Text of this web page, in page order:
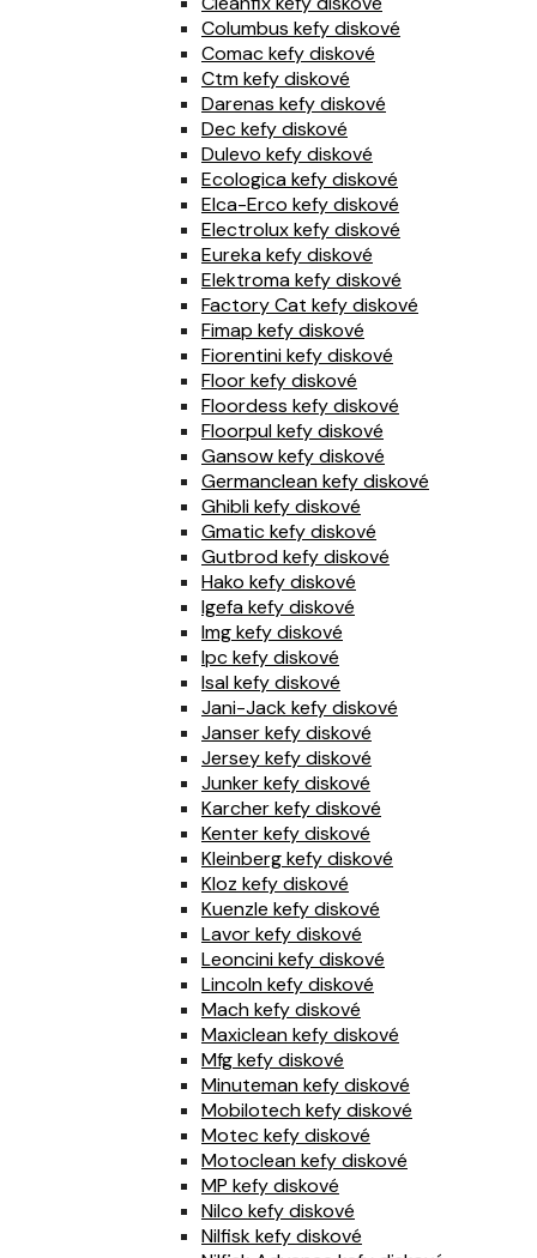
Columbus kefy diskové
Comac kefy diskové
Ctm kefy diskové
Darenas kefy diskové
Dec kefy diskové
Dulevo kefy diskové
Ecologica kefy diskové
Elca-Erco kefy diskové
Electrolux kefy diskové
Eureka kefy diskové
Elektroma kefy diskové
Factory Cat kefy diskové
Fimap kefy diskové
Fiorentini kefy diskové
Floor kefy diskové
Floordess kefy diskové
Floorpul kefy diskové
Gansow kefy diskové
Germanclean kefy diskové
Ghibli kefy diskové
Gmatic kefy diskové
Gutbrod kefy diskové
Hako kefy diskové
Igefa kefy diskové
Img kefy diskové
Ipc kefy diskové
Isal kefy diskové
Jani-Jack kefy diskové
Janser kefy diskové
Jersey kefy diskové
Junker kefy diskové
Karcher kefy diskové
Kenter kefy diskové
Kleinberg kefy diskové
Kloz kefy diskové
Kuenzle kefy diskové
Lavor kefy diskové
Leoncini kefy diskové
Lincoln kefy diskové
Mach kefy diskové
Maxiclean kefy diskové
Mfg kefy diskové
Minuteman kefy diskové
Mobilotech kefy diskové
Motec kefy diskové
Motoclean kefy diskové
MP kefy diskové
Nilco kefy diskové
Nilfisk kefy diskové